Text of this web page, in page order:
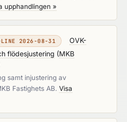
upphandlingen »
2026-08-31
OVK-
flödesjustering (MKB
samt injustering av
Fastighets AB. Visa